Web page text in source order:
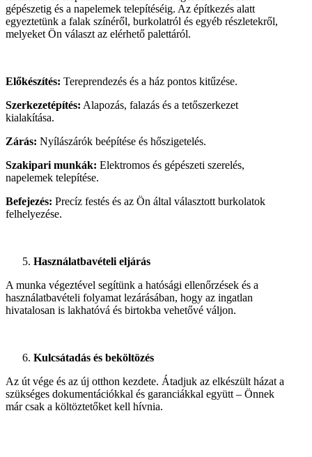
gépészetig és a napelemek telepítéséig. Az építkezés alatt
egyeztetünk a falak színéről, burkolatról és egyéb részletekről,
melyeket Ön választ az elérhető palettáról.
Előkészítés: Tereprendezés és a ház pontos kitűzése.
Szerkezetépítés: Alapozás, falazás és a tetőszerkezet
kialakítása.
Zárás: Nyílászárók beépítése és hőszigetelés.
Szakipari munkák: Elektromos és gépészeti szerelés,
napelemek telepítése.
Befejezés: Precíz festés és az Ön által választott burkolatok
felhelyezése.
Használatbavételi eljárás
A munka végeztével segítünk a hatósági ellenőrzések és a
használatbavételi folyamat lezárásában, hogy az ingatlan
hivatalosan is lakhatóvá és birtokba vehetővé váljon.
Kulcsátadás és beköltözés
Az út vége és az új otthon kezdete. Átadjuk az elkészült házat a
szükséges dokumentációkkal és garanciákkal együtt – Önnek
már csak a költöztetőket kell hívnia.